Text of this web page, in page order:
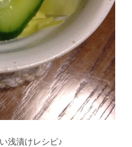
浅漬けレシピ♪